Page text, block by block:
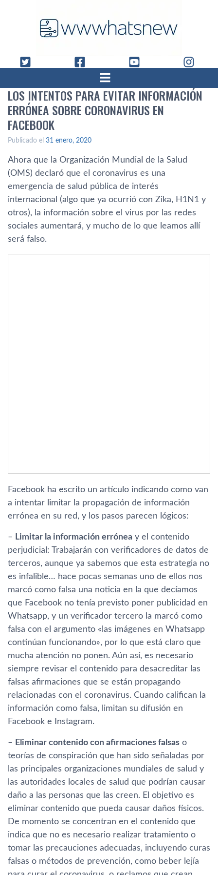
LOS INTENTOS PARA EVITAR INFORMACIÓN
ERRÓNEA SOBRE CORONAVIRUS EN
FACEBOOK
Publicado el 31 enero, 2020
Ahora que la Organización Mundial de la Salud
(OMS) declaró que el coronavirus es una
emergencia de salud pública de interés
internacional (algo que ya ocurrió con Zika, H1N1 y
otros), la información sobre el virus por las redes
sociales aumentará, y mucho de lo que leamos allí
será falso.
Facebook ha escrito un artículo indicando como van
a intentar limitar la propagación de información
errónea en su red, y los pasos parecen lógicos:
– Limitar la información errónea y el contenido
perjudicial: Trabajarán con verificadores de datos de
terceros, aunque ya sabemos que esta estrategia no
es infalible… hace pocas semanas uno de ellos nos
marcó como falsa una noticia en la que decíamos
que Facebook no tenía previsto poner publicidad en
Whatsapp, y un verificador tercero la marcó como
falsa con el argumento «las imágenes en Whatsapp
continúan funcionando», por lo que está claro que
mucha atención no ponen. Aún así, es necesario
siempre revisar el contenido para desacreditar las
falsas afirmaciones que se están propagando
relacionadas con el coronavirus. Cuando califican la
información como falsa, limitan su difusión en
Facebook e Instagram.
– Eliminar contenido con afirmaciones falsas o
teorías de conspiración que han sido señaladas por
las principales organizaciones mundiales de salud y
las autoridades locales de salud que podrían causar
daño a las personas que las creen. El objetivo es
eliminar contenido que pueda causar daños físicos.
De momento se concentran en el contenido que
indica que no es necesario realizar tratamiento o
tomar las precauciones adecuadas, incluyendo curas
falsas o métodos de prevención, como beber lejía